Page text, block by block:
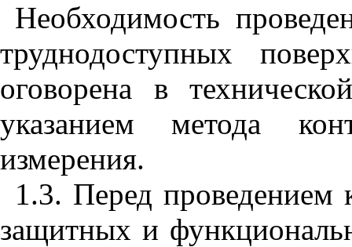
Необходимость
труднодоступных
оговорена в
указанием метода
измерения.
1.3. Перед проведением
защитных и